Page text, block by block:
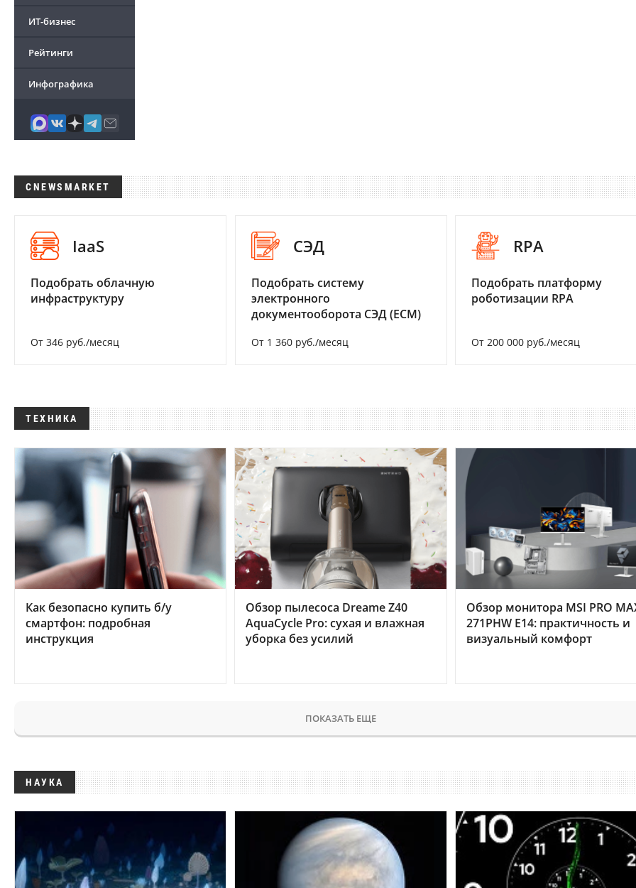
ИТ-бизнес
Рейтинги
Инфографика
CNEWSMARKET
IaaS
Подобрать облачную
инфраструктуру
От 346 руб./месяц
СЭД
Подобрать систему
электронного
документооборота СЭД (ECM)
От 1 360 руб./месяц
RPA
Подобрать платформу
роботизации RPA
От 200 000 руб./месяц
ТЕХНИКА
Как безопасно купить б/у
смартфон: подробная
инструкция
Обзор пылесоса Dreame Z40
AquaCycle Pro: сухая и влажная
уборка без усилий
Обзор монитора MSI PRO
271PHW E14: практичность и
визуальный комфорт
ПОКАЗАТЬ ЕЩЕ
НАУКА